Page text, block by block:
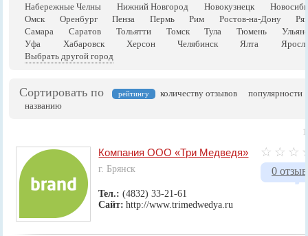
Набережные Челны
Нижний Новгород Новокузнецк
Омск
Оренбург Пенза Пермь Рим Ростов-на-Дону
Самара
Саратов Тольятти Томск Тула Тюмень
Уфа
Хабаровск Херсон Челябинск Ялта
Выбрать другой город
Сортировать по рейтингу количеству отзывов
популярности
названию
0
Компания ООО «Три Медведя»
г. Брянск
Тел.:(4832) 33-21-61
Сайт: http://www.trimedwedya.ru